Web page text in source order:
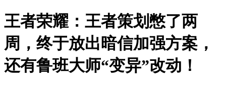
王者荣耀：王者策划憋了两
周，终于放出暗信加强方案，
还有鲁班大师“变异”改动！